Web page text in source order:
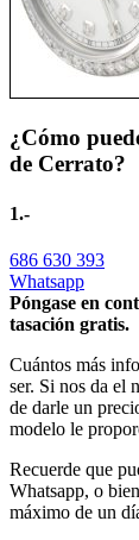
¿Cómo
de Cerrato?
1.-
686 630 393
Whatsapp
Póngase en
tasación gratis.
Cuántos más
ser. Si nos da el
de darle un
modelo le
Recuerde que
Whatsapp, o
máximo de un